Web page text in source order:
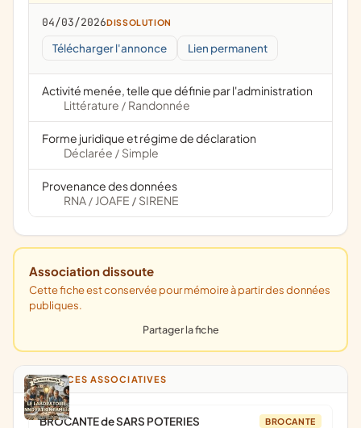
04/03/2026DISSOLUTION
Télécharger l'annonce Lien permanent
Activité menée, telle que définie par l'administration
Littérature / Randonnée
Forme juridique et régime de déclaration
Déclarée / Simple
Provenance des données
RNA / JOAFE / SIRENE
Association dissoute
Cette fiche est conservée pour mémoire à partir des données
publiques.
Partager la fiche
ANNONCES ASSOCIATIVES
BROCANTE
BROCANTE de SARS POTERIES